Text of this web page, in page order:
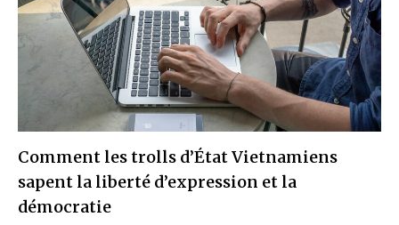
Comment les trolls d’État Vietnamiens
sapent la liberté d’expression et la
démocratie